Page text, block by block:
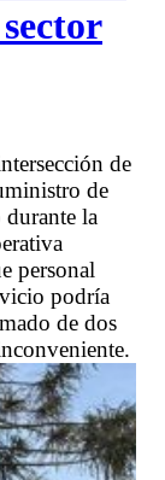
de
de
durante la
personal
podría
de dos